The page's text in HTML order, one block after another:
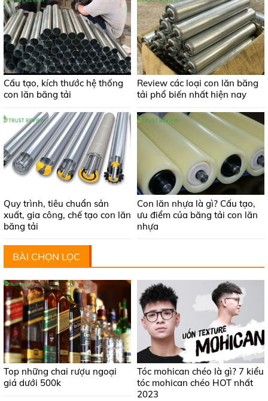
Cấu tạo, kích thước hệ thống
con lăn băng tải
Review các loại con lăn băng
tải phổ biến nhất hiện nay
Quy trình, tiêu chuẩn sản
xuất, gia công, chế tạo con lăn
băng tải
Con lăn nhựa là gì? Cấu tạo,
ưu điểm của băng tải con lăn
nhựa
BÀI CHỌN LỌC
Top những chai rượu ngoại
giá dưới 500k
Tóc mohican chéo là gì? 7 kiểu
tóc mohican chéo HOT nhất
2023